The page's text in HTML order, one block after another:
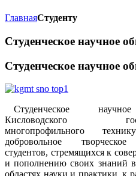
ГлавнаяСтуденту
Студенческое научное
Студенческое научное
Студенческое
Кисловодского
многопрофильного
добровольное
студентов, стремящихся к
и пополнению своих знаний